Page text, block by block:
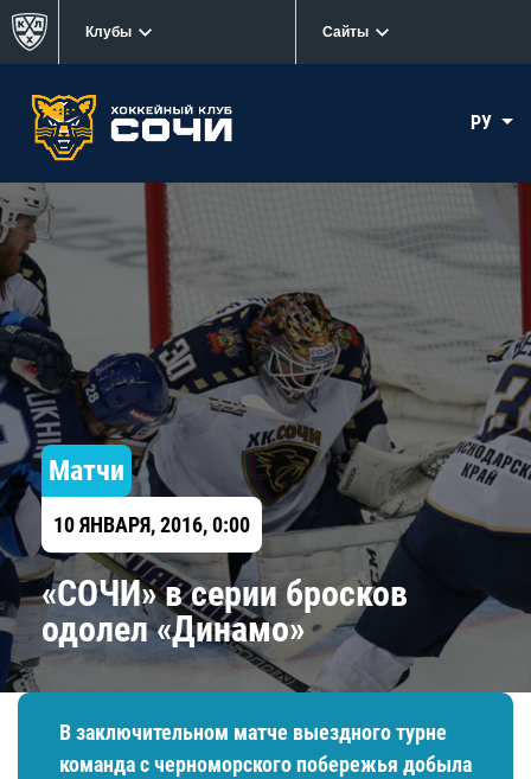
Клубы Сайты
РУ
Матчи
10 ЯНВАРЯ, 2016, 0:00
«СОЧИ» в серии бросков
одолел «Динамо»
В заключительном матче выездного турне
команда с черноморского побережья добыла